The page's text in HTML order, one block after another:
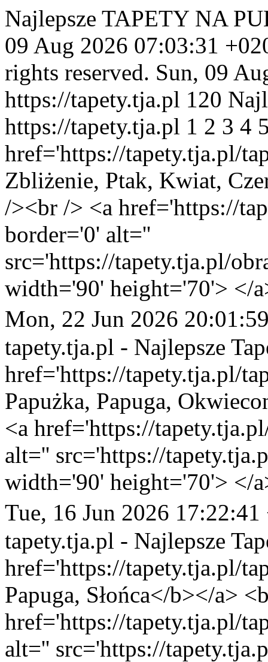
Najlepsze TAPETY NA
09 Aug 2026 07:03:31
rights reserved. Sun, 09
https://tapety.tja.pl 120
https://tapety.tja.pl 1 2 3 4
href='https://tapety.tja.pl/
Zbliżenie, Ptak, Kwiat,
/><br /> <a href='https://
border='0' alt=''
src='https://tapety.tja.pl/
width='90' height='70'> </
Mon, 22 Jun 2026
tapety.tja.pl - Najlepsze
href='https://tapety.tja.pl/
Papużka, Papuga,
<a href='https://
alt='' src='https://
width='90' height='70'> </
Tue, 16 Jun 2026 17:22:41
tapety.tja.pl - Najlepsze
href='https://tapety.tja.pl/
Papuga, Słońca</b></a>
href='https://tapety.tja.pl/
alt='' src='https://